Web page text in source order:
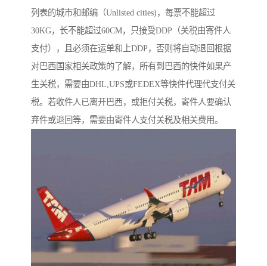
列表的城市和邮编（Unlisted cities)，每票不能超过
30KG，长不能超过60CM，只接受DDP（关税由寄件人
支付），且必须在运单和上DDP，否则将自动退回根据
对巴西国家相关政策的了解，所有到巴西的快件如果产
生关税，需要由DHL,UPS或FEDEX等快件代理代支付关
税。若收件人已离开巴西，或拒付关税，寄件人要确认
弃件或退回等，需要由寄件人支付关税及相关费用。